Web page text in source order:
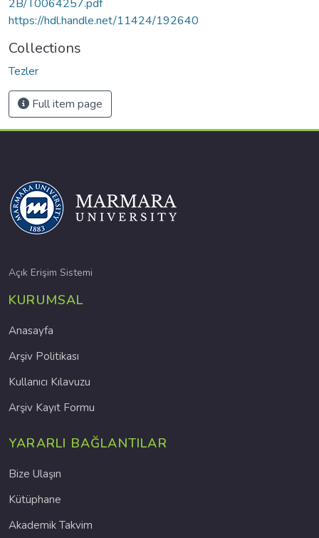
2B/T0064257.pdf
https://hdl.handle.net/11424/192640
Collections
Tezler
Full item page
Açık Erişim Sistemi
KURUMSAL
Anasayfa
Arşiv Politikası
Kullanıcı Kılavuzu
Arşiv Kayıt Formu
YARARLI BAĞLANTILAR
Bize Ulaşın
Kütüphane
Akademik Takvim